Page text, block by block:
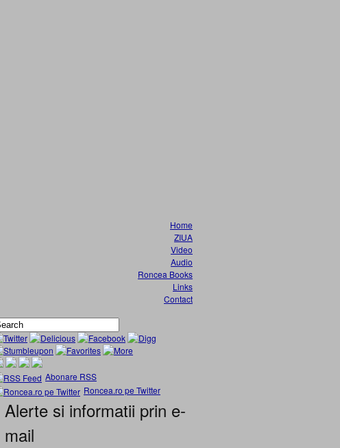
Home
ZIUA
Video
Audio
Roncea Books
Links
Contact
Abonare RSS
Roncea.ro pe Twitter
Alerte si informatii prin e-
mail